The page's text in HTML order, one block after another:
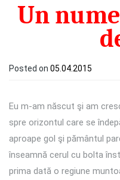
Un
Posted on 05.04.2015
Eu m-am născut şi am
spre orizontul care se
aproape gol şi pământul
înseamnă cerul cu bolta
prima dată o regiune